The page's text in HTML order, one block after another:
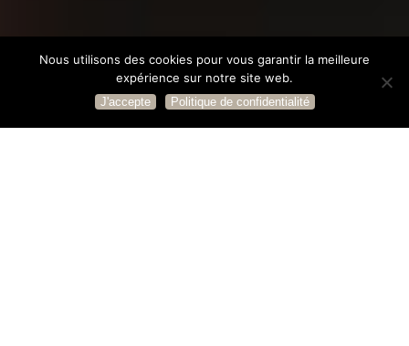
Nous utilisons des cookies pour vous garantir la meilleure
expérience sur notre site web.
J'accepte Politique de confidentialité